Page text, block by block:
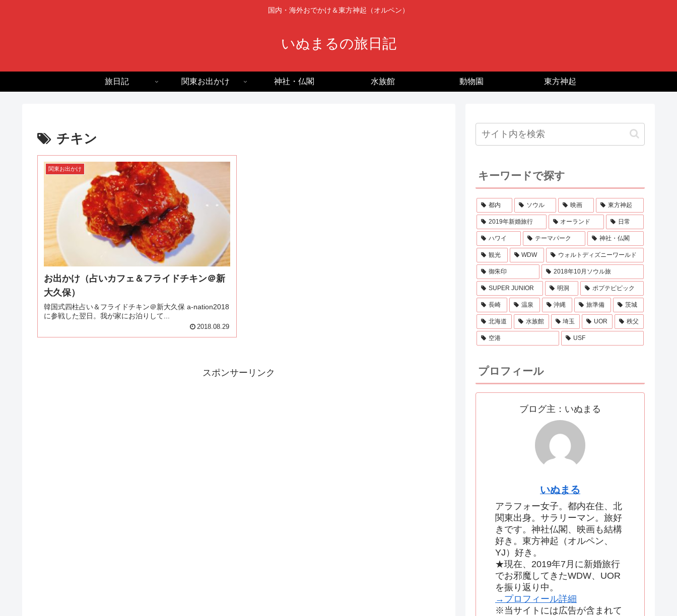
国内・海外おでかけ＆東方神起（オルペン）
いぬまるの旅日記
旅日記 関東お出かけ 神社・仏閣 水族館 動物園 東方神起
チキン
関東お出かけ
お出かけ（占いカフェ＆フライドチキン＠新
大久保）
韓国式四柱占い＆フライドチキン＠新大久保 a-nation2018
に参戦した翌日。我が家にお泊りして...
2018.08.29
スポンサーリンク
キーワードで探す
都内 ソウル 映画 東方神起
2019年新婚旅行 オーランド 日常
ハワイ テーマパーク 神社・仏閣
観光 WDW ウォルトディズニーワールド
御朱印 2018年10月ソウル旅
SUPER JUNIOR 明洞 ポプテピピック
長崎 温泉 沖縄 旅準備 茨城
北海道 水族館 埼玉 UOR 秩父
空港 USF
プロフィール
ブログ主：いぬまる
いぬまる
アラフォー女子。都内在住、北
関東出身。サラリーマン。旅好
きです。神社仏閣、映画も結構
好き。東方神起（オルペン、
YJ）好き。
★現在、2019年7月に新婚旅行
でお邪魔してきたWDW、UOR
を振り返り中。
→プロフィール詳細
※当サイトには広告が含まれて